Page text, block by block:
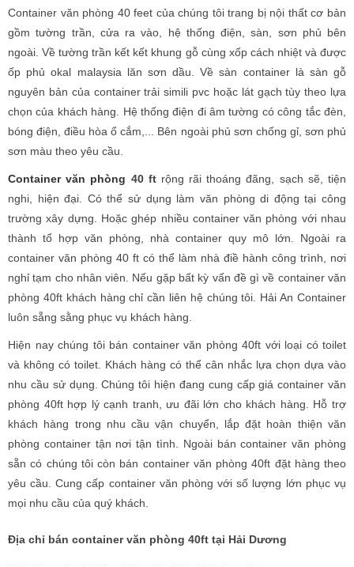
Container văn phòng 40 feet của chúng tôi trang bị nội thất cơ bản
gồm tường trần, cửa ra vào, hệ thống điện, sàn, sơn phủ bên
ngoài. Về tường trần kết kết khung gỗ cùng xốp cách nhiệt và được
ốp phủ okal malaysia lăn sơn dầu. Về sàn container là sàn gỗ
nguyên bản của container trải simili pvc hoặc lát gạch tùy theo lựa
chọn của khách hàng. Hệ thống điện đi âm tường có công tắc đèn,
bóng điện, điều hòa ổ cắm,... Bên ngoài phủ sơn chống gỉ, sơn phủ
sơn màu theo yêu cầu.
Container văn phòng 40 ft rộng rãi thoáng đãng, sạch sẽ, tiện
nghi, hiện đại. Có thể sử dụng làm văn phòng di động tại công
trường xây dựng. Hoặc ghép nhiều container văn phòng với nhau
thành tổ hợp văn phòng, nhà container quy mô lớn. Ngoài ra
container văn phòng 40 ft có thể làm nhà điề hành công trình, nơi
nghỉ tạm cho nhân viên. Nếu gặp bất kỳ vấn đề gì về container văn
phòng 40ft khách hàng chỉ cần liên hệ chúng tôi. Hải An Container
luôn sẵng sằng phục vụ khách hàng.
Hiện nay chúng tôi bán container văn phòng 40ft với loại có toilet
và không có toilet. Khách hàng có thể cân nhắc lựa chọn dựa vào
nhu cầu sử dụng. Chúng tôi hiện đang cung cấp giá container văn
phòng 40ft hợp lý cạnh tranh, ưu đãi lớn cho khách hàng. Hỗ trợ
khách hàng trong nhu cầu vận chuyển, lắp đặt hoàn thiện văn
phòng container tận nơi tận tình. Ngoài bán container văn phòng
sẵn có chúng tôi còn bán container văn phòng 40ft đặt hàng theo
yêu cầu. Cung cấp container văn phòng với số lượng lớn phục vụ
mọi nhu cầu của quý khách.
Địa chỉ bán container văn phòng 40ft tại Hải Dương